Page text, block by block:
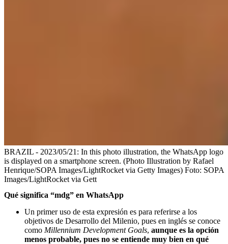
BRAZIL - 2023/05/21: In this photo illustration, the WhatsApp logo
is displayed on a smartphone screen. (Photo Illustration by Rafael
Henrique/SOPA Images/LightRocket via Getty Images) Foto: SOPA
Images/LightRocket via Gett
Qué significa “mdg” en WhatsApp
Un primer uso de esta expresión es para referirse a los
objetivos de Desarrollo del Milenio, pues en inglés se conoce
como Millennium Development Goals, aunque es la opción
menos probable, pues no se entiende muy bien en qué